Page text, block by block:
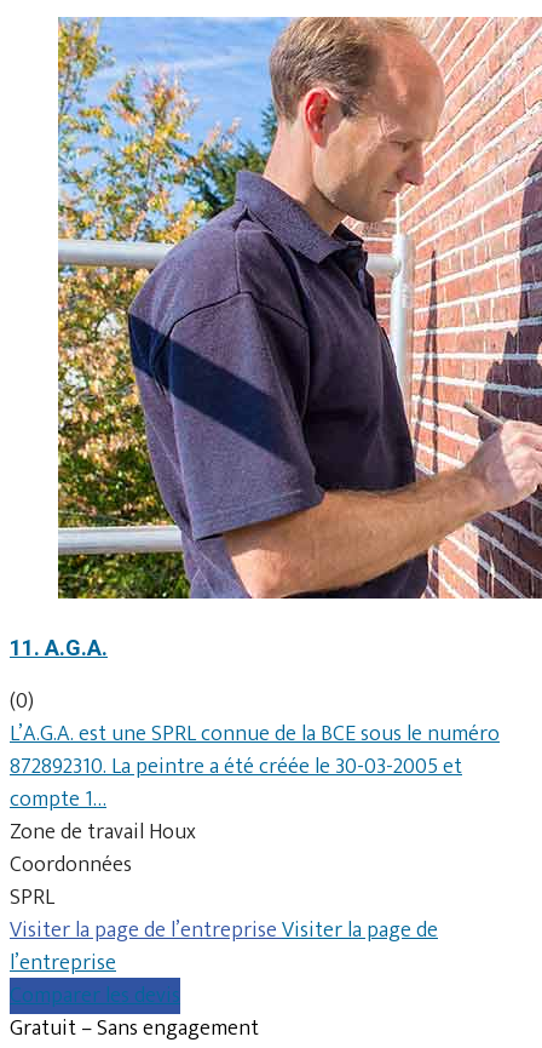
11. A.G.A.
(0)
L’A.G.A. est une SPRL connue de la BCE sous le numéro
872892310. La peintre a été créée le 30-03-2005 et
compte 1…
Zone de travail Houx
Coordonnées
SPRL
Visiter la page de l’entrepriseVisiter la page de
l’entreprise
Comparer les devis
Gratuit – Sans engagement